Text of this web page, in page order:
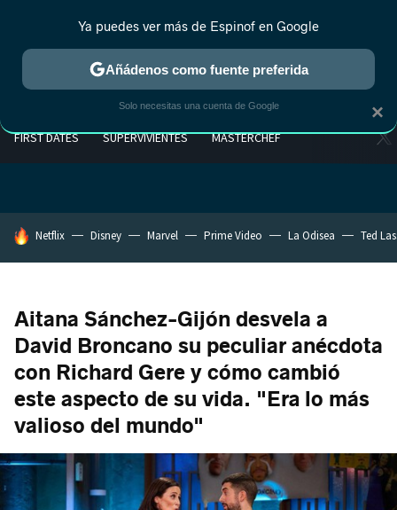
FIRST DATES SUPERVIVIENTES MASTERCHEF
HOY SE HABLA DE
Netflix Disney Marvel Prime Video La Odisea Ted
Aitana Sánchez-Gijón desvela a
David Broncano su peculiar anécdota
con Richard Gere y cómo cambió
este aspecto de su vida. "Era lo más
valioso del mundo"
×
Ya puedes ver más de Espinof en Google
Añádenos como fuente preferida
Solo necesitas una cuenta de Google